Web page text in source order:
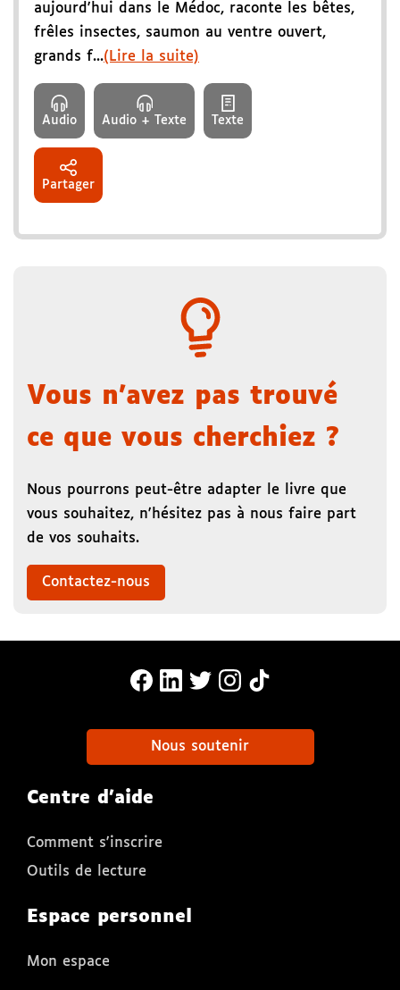
aujourd'hui dans le Médoc, raconte les bêtes,
frêles insectes, saumon au ventre ouvert,
grands f...(Lire la suite)
Audio Audio + Texte Texte
Partager
Vous n'avez pas trouvé
ce que vous cherchiez ?
Nous pourrons peut-être adapter le livre que
vous souhaitez, n'hésitez pas à nous faire part
de vos souhaits.
Contactez-nous
MonaLira Sur Facebook (nouvelle
MonaLira Sur Linkedin
MonaLira Sur Twitter
MonaLira Sur
Nous soutenir
Centre d'aide
Comment s'inscrire
Outils de lecture
Espace personnel
Mon espace